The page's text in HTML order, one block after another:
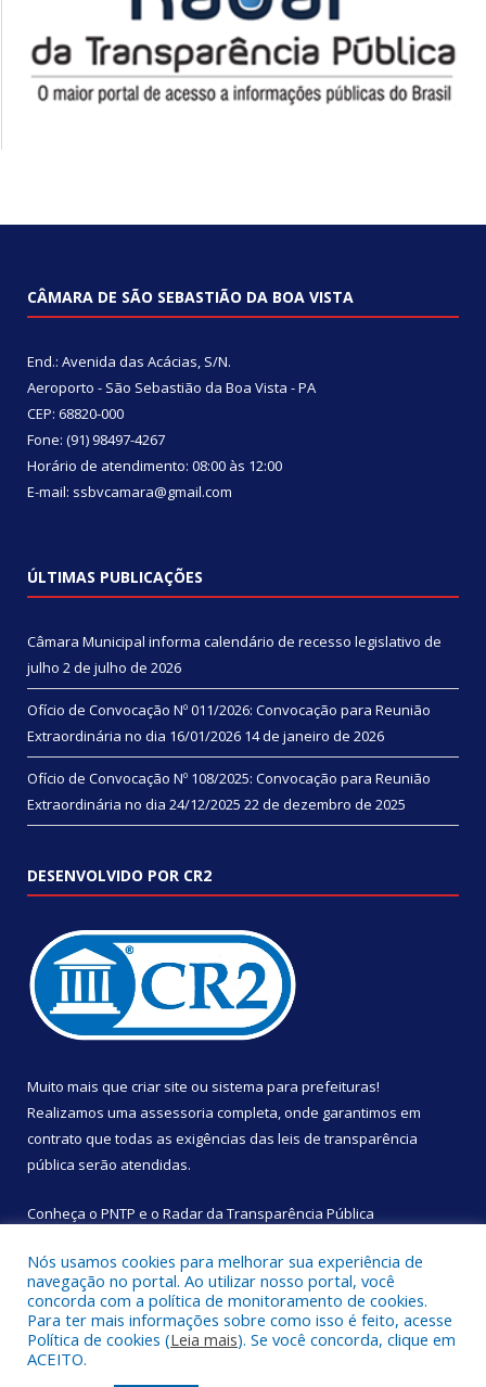
CÂMARA DE SÃO SEBASTIÃO DA BOA VISTA
End.: Avenida das Acácias, S/N.
Aeroporto - São Sebastião da Boa Vista - PA
CEP: 68820-000
Fone: (91) 98497-4267
Horário de atendimento: 08:00 às 12:00
E-mail: ssbvcamara@gmail.com
ÚLTIMAS PUBLICAÇÕES
Câmara Municipal informa calendário de recesso legislativo de
julho 2 de julho de 2026
Ofício de Convocação Nº 011/2026: Convocação para Reunião
Extraordinária no dia 16/01/2026 14 de janeiro de 2026
Ofício de Convocação Nº 108/2025: Convocação para Reunião
Extraordinária no dia 24/12/2025 22 de dezembro de 2025
DESENVOLVIDO POR CR2
Muito mais que criar site ou sistema para prefeituras!
Realizamos uma assessoria completa, onde garantimos em
contrato que todas as exigências das leis de transparência
pública serão atendidas.
Conheça o PNTP e o Radar da Transparência Pública
Todos os direitos reservados a Câmara Municipal de São
Sebastião da Boa Vista.
Nós usamos cookies para melhorar sua experiência de
navegação no portal. Ao utilizar nosso portal, você
concorda com a política de monitoramento de cookies.
Para ter mais informações sobre como isso é feito, acesse
Política de cookies (Leia mais). Se você concorda, clique em
ACEITO.